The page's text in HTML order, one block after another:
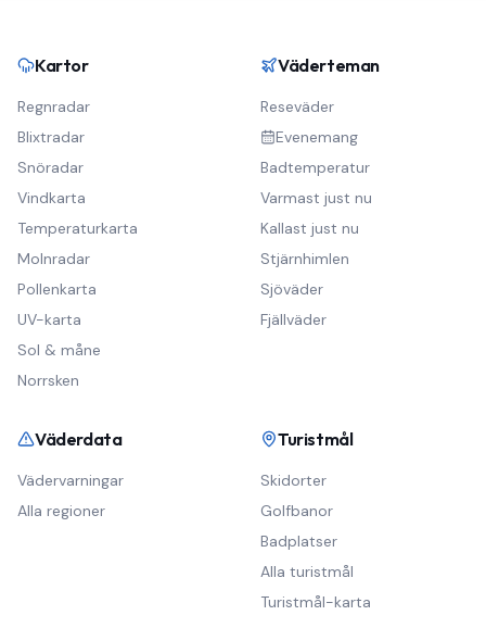
Kartor
Regnradar
Blixtradar
Snöradar
Vindkarta
Temperaturkarta
Molnradar
Pollenkarta
UV-karta
Sol & måne
Norrsken
Väderteman
Reseväder
Evenemang
Badtemperatur
Varmast just nu
Kallast just nu
Stjärnhimlen
Sjöväder
Fjällväder
Väderdata
Vädervarningar
Alla regioner
Turistmål
Skidorter
Golfbanor
Badplatser
Alla turistmål
Turistmål-karta